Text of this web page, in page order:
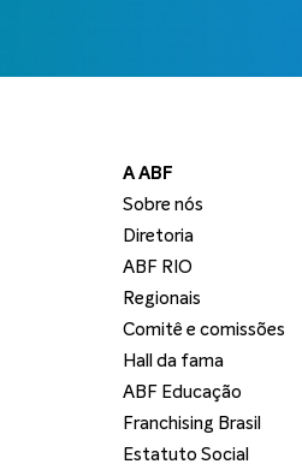
A ABF
Sobre nós
Diretoria
ABF RIO
Regionais
Comitê e comissões
Hall da fama
ABF Educação
Franchising Brasil
Estatuto Social